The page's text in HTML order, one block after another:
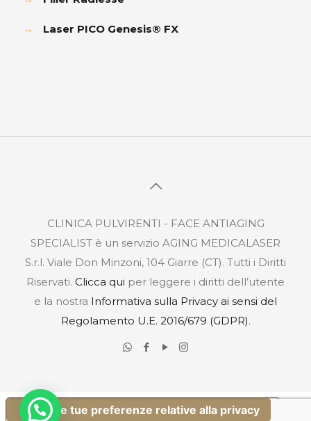
→ Laser PICO Genesis® FX
CLINICA PULVIRENTI - FACE ANTIAGING
SPECIALIST è un servizio AGING MEDICALASER
S.r.l. Viale Don Minzoni, 104 Giarre (CT). Tutti i Diritti
Riservati. Clicca qui per leggere i diritti dell’utente
e la nostra Informativa sulla Privacy ai sensi del
Regolamento U.E. 2016/679 (GDPR).
Le tue preferenze relative alla privacy